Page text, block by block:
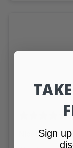
Nice nipple,
Sign